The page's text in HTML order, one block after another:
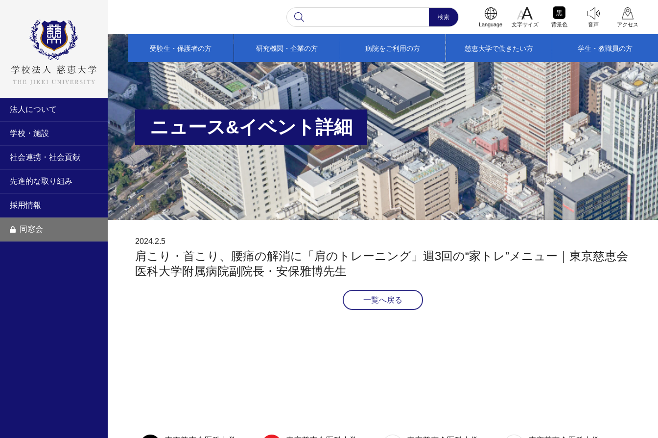
法人について
学校・施設
社会連携・社会貢献
先進的な取り組み
採用情報
同窓会
Language 文字サイズ
黒
背景色 音声 アクセス
受験生・保護者の方 研究機関・企業の方 病院をご利用の方 慈恵大学で働きたい方 学生・教職員の方
ニュース&イベント詳細
2024.2.5
肩こり・首こり、腰痛の解消に「肩のトレーニング」週3回の“家トレ”メニュー｜東京慈恵会
医科大学附属病院副院長・安保雅博先生
一覧へ戻る